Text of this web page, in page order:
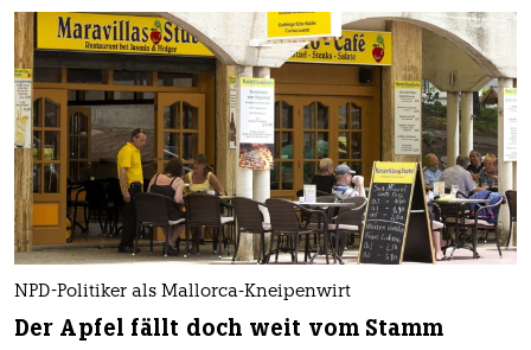
NPD-Politiker als Mallorca-Kneipenwirt
Der Apfel fällt doch weit vom Stamm